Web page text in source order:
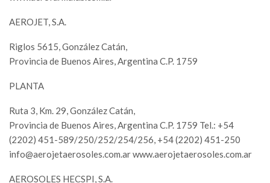
AEROJET, S.A.
Riglos 5615, González Catán,
Provincia de Buenos Aires, Argentina C.P. 1759
PLANTA
Ruta 3, Km. 29, González Catán,
Provincia de Buenos Aires, Argentina C.P. 1759 Tel.: +54
(2202) 451-589/250/252/254/256, +54 (2202) 451-250
info@aerojetaerosoles.com.arwww.aerojetaerosoles.com.ar
AEROSOLES HECSPI, S.A.